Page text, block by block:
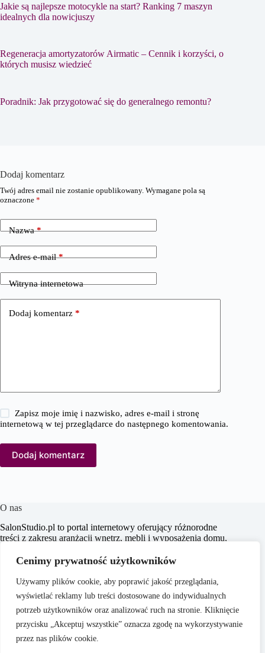
Cenimy prywatność użytkowników
Używamy plików cookie, aby poprawić jakość przeglądania,
wyświetlać reklamy lub treści dostosowane do indywidualnych
potrzeb użytkowników oraz analizować ruch na stronie. Kliknięcie
przycisku „Akceptuj wszystkie” oznacza zgodę na wykorzystywanie
przez nas plików cookie.
Jakie są najlepsze motocykle na start? Ranking 7 maszyn
idealnych dla nowicjuszy
Regeneracja amortyzatorów Airmatic – Cennik i korzyści, o
których musisz wiedzieć
Poradnik: Jak przygotować się do generalnego remontu?
Dodaj komentarz
Twój adres email nie zostanie opublikowany. Wymagane pola są
oznaczone *
Nazwa*
Adres e-mail*
Witryna internetowa
Dodaj komentarz *
Zapisz moje imię i nazwisko, adres e-mail i stronę
internetową w tej przeglądarce do następnego komentowania.
Dodaj komentarz
O nas
SalonStudio.pl to portal internetowy oferujący różnorodne
treści z zakresu aranżacji wnętrz, mebli i wyposażenia domu,
celem jest dostarczanie aktualnych informacji, praktycznych
porad oraz inspiracji, które wspierają czytelników w
tworzeniu funkcjonalnych i estetycznych przestrzeni
życiowych.